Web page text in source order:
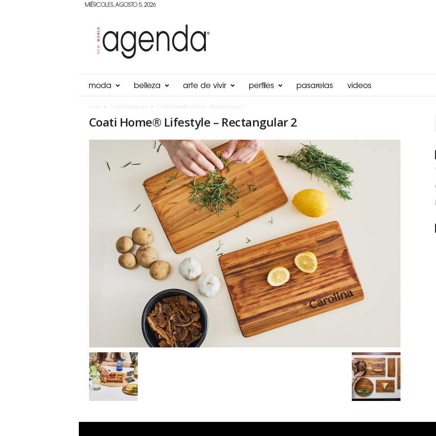
MIÉRCOLES, AGOSTO 5, 2026
Panama
moda belleza arte de vivir perfiles pasarelas videos
Carolina Arango Coati Home® Lifestyle - Rectangular 2
Coati Home® Lifestyle – Rectangular 2